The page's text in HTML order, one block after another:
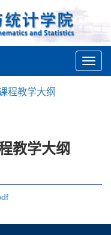
程教学大纲
教学大纲